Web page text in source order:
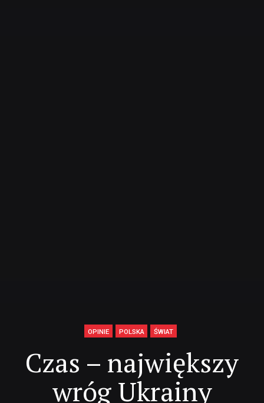
OPINIE POLSKA ŚWIAT
Czas – największy
wróg Ukrainy